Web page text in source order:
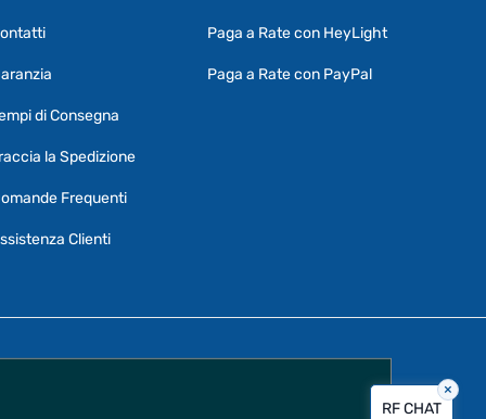
di Consegna
la Spedizione
Frequenti
Clienti
Paga a Rate con HeyLight
Paga a Rate con PayPal
RF Assist
Puoi chiedermi informazioni generali o
specifiche su certi prodotti.
prodotto
RF CHAT
×